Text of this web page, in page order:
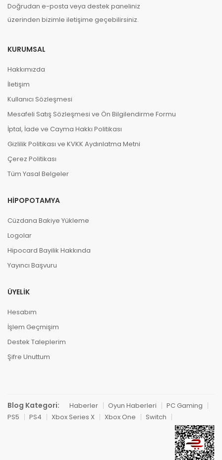
Doğrudan e-posta veya destek paneliniz
üzerinden bizimle iletişime geçebilirsiniz.
KURUMSAL
Hakkımızda
İletişim
Kullanıcı Sözleşmesi
Mesafeli Satış Sözleşmesi ve Ön Bilgilendirme Formu
İptal, İade ve Cayma Hakkı Politikası
Gizlilik Politikası ve KVKK Aydınlatma Metni
Çerez Politikası
Tüm Yasal Belgeler
HIPOPOTAMYA
Cüzdana Bakiye Yükleme
Logolar
Hipocard Bayilik Hakkında
Yayıncı Başvuru
ÜYELIK
Hesabım
İşlem Geçmişim
Destek Taleplerim
Şifre Unuttum
Blog Kategori: Haberler Oyun Haberleri
PC Gaming
PS5
PS4 Xbox Series X Xbox One Switch